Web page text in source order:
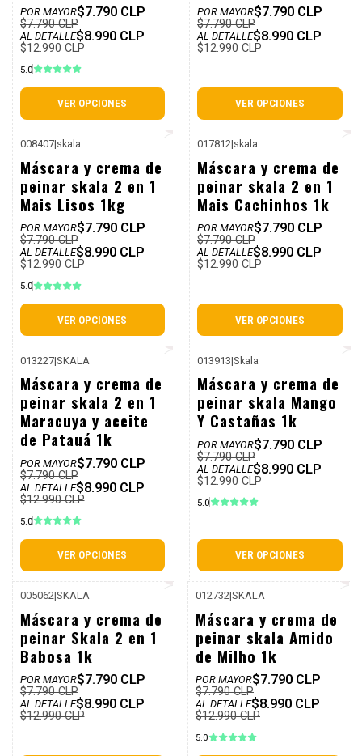
POR MAYOR$7.790 CLP
$7.790 CLP
AL DETALLE$8.990 CLP
$12.990 CLP
5.0
VER OPCIONES
POR MAYOR$7.790 CLP
$7.790 CLP
AL DETALLE$8.990 CLP
$12.990 CLP
VER OPCIONES
Dcto
008407|skala
Máscara y crema de
peinar skala 2 en 1
Mais Lisos 1kg
POR MAYOR$7.790 CLP
$7.790 CLP
AL DETALLE$8.990 CLP
$12.990 CLP
5.0
VER OPCIONES
Dcto
017812|skala
Máscara y crema de
peinar skala 2 en 1
Mais Cachinhos 1k
POR MAYOR$7.790 CLP
$7.790 CLP
AL DETALLE$8.990 CLP
$12.990 CLP
VER OPCIONES
-31%
Dcto
013227|SKALA
Máscara y crema de
peinar skala 2 en 1
Maracuya y aceite
de Patauá 1k
POR MAYOR$7.790 CLP
$7.790 CLP
AL DETALLE$8.990 CLP
$12.990 CLP
5.0
VER OPCIONES
-31%
Dcto
013913|Skala
Máscara y crema de
peinar skala Mango
Y Castañas 1k
POR MAYOR$7.790 CLP
$7.790 CLP
AL DETALLE$8.990 CLP
$12.990 CLP
5.0
VER OPCIONES
Dcto
005062|SKALA
Máscara y crema de
peinar Skala 2 en 1
Babosa 1k
POR MAYOR$7.790 CLP
$7.790 CLP
AL DETALLE$8.990 CLP
$12.990 CLP
Dcto
012732|SKALA
Máscara y crema de
peinar skala Amido
de Milho 1k
POR MAYOR$7.790 CLP
$7.790 CLP
AL DETALLE$8.990 CLP
$12.990 CLP
5.0